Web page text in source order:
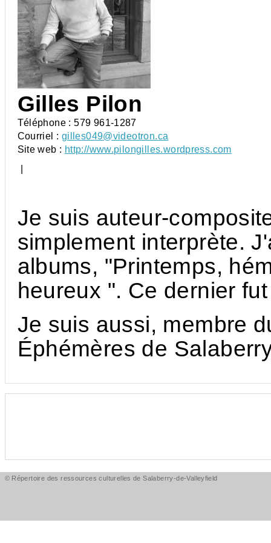
Gilles Pilon
Téléphone :579 961-1287
Courriel : gilles049@videotron.ca
Site web : http://www.pilongilles.wordpress.com
Je suis auteur-
simplement interprète.
albums, "Printemps,
heureux ". Ce dernier
Je suis aussi, membre
Éphémères de
© Répertoire des ressources culturelles de Salaberry-de-Valleyfield